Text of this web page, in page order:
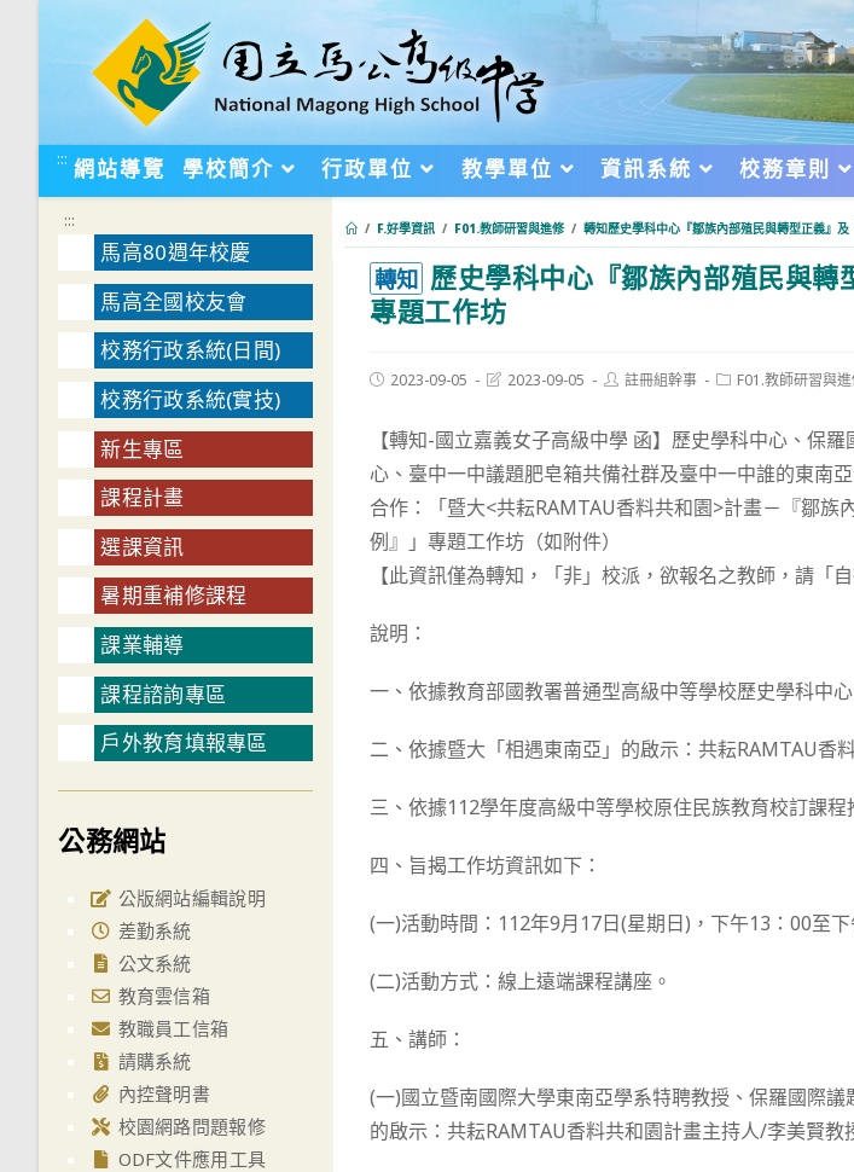
::: 網站導覽 學校簡介 行政單位 教學單位 資訊系統 校務章則
/ F.好學資訊 / F01.教師研習與進修 / 轉知歷史學科中心『鄒族內部殖民與轉型正義』
轉知 歷史學科中心『鄒族內部殖民與轉
專題工作坊
Post2023-09-05
Post2023-09-05
Post註冊組幹事
PostF01.教師研習與
【轉知-國立嘉義女子高級中學 函】歷史學科中心、保
心、臺中一中議題肥皂箱共備社群及臺中一中誰的東南
合作：「暨大<共耘RAMTAU香料共和園>計畫－『鄒族
例』」專題工作坊（如附件）
【此資訊僅為轉知，「非」校派，欲報名之教師，請「
說明：
一、依據教育部國教署普通型高級中等學校歷史學科中
二、依據暨大「相遇東南亞」的啟示：共耘RAMTAU香
三、依據112學年度高級中等學校原住民族教育校訂課程
四、旨揭工作坊資訊如下：
(一)活動時間：112年9月17日(星期日)，下午13：00至
(二)活動方式：線上遠端課程講座。
五、講師：
(一)國立暨南國際大學東南亞學系特聘教授、保羅國際議
的啟示：共耘RAMTAU香料共和園計畫主持人/李美賢教
:::
馬高80週年校慶
馬高全國校友會
校務行政系統(日間)
校務行政系統(實技)
新生專區
課程計畫
選課資訊
暑期重補修課程
課業輔導
課程諮詢專區
戶外教育填報專區
公務網站
公版網站編輯說明
差勤系統
公文系統
教育雲信箱
教職員工信箱
請購系統
內控聲明書
校園網路問題報修
ODF文件應用工具